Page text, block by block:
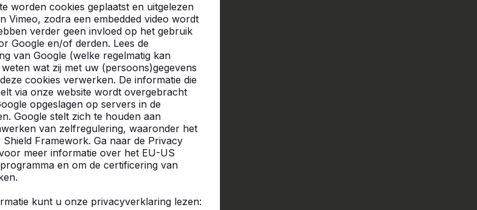
worden cookies geplaatst en uitgelezen
Vimeo, zodra een embedded video wordt
verder geen invloed op het gebruik
Google en/of derden. Lees de
van Google (welke regelmatig kan
wat zij met uw (persoons)gegevens
cookies verwerken. De informatie die
via onze website wordt overgebracht
opgeslagen op servers in de
Google stelt zich te houden aan
van zelfregulering, waaronder het
Framework. Ga naar de Privacy
meer informatie over het EU-US
en om de certificering van
kunt u onze privacyverklaring lezen: